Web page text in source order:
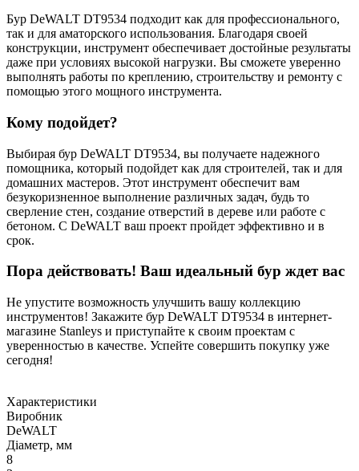
Бур DeWALT DT9534 подходит как для профессионального,
так и для аматорского использования. Благодаря своей
конструкции, инструмент обеспечивает достойные результаты
даже при условиях высокой нагрузки. Вы сможете уверенно
выполнять работы по креплению, строительству и ремонту с
помощью этого мощного инструмента.
Кому подойдет?
Выбирая бур DeWALT DT9534, вы получаете надежного
помощника, который подойдет как для строителей, так и для
домашних мастеров. Этот инструмент обеспечит вам
безукоризненное выполнение различных задач, будь то
сверление стен, создание отверстий в дереве или работе с
бетоном. С DeWALT ваш проект пройдет эффективно и в
срок.
Пора действовать! Ваш идеальный бур ждет вас
Не упустите возможность улучшить вашу коллекцию
инструментов! Закажите бур DeWALT DT9534 в интернет-
магазине Stanleys и приступайте к своим проектам с
уверенностью в качестве. Успейте совершить покупку уже
сегодня!
Характеристики
Виробник
DeWALT
Діаметр, мм
8